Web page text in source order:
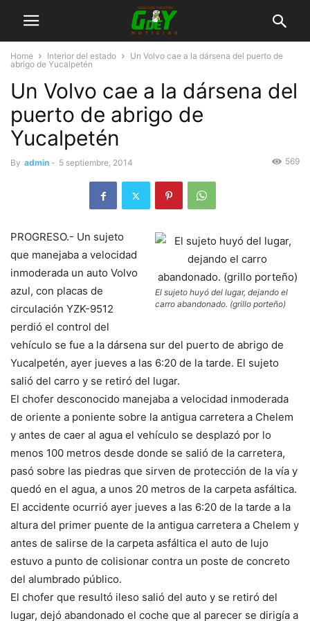
Home Interior del estado
Un Volvo cae a la dársena del puerto de
abrigo de Yucalpetén
Un Volvo cae a la dársena del
puerto de abrigo de
Yucalpetén
By admin - 5 septiembre, 2014 569
El sujeto huyó del lugar, dejando el
carro abandonado. (grillo porteño)
PROGRESO.- Un sujeto
que manejaba a velocidad
inmoderada un auto Volvo
azul, con placas de
circulación YZK-9512
perdió el control del
vehículo se fue a la dársena sur del puerto de abrigo de
Yucalpetén, ayer jueves a las 6:20 de la tarde. El sujeto
salió del carro y se retiró del lugar.
El chofer desconocido manejaba a velocidad inmoderada
de oriente a poniente sobre la antigua carretera a Chelem
y antes de caer al agua el vehículo se desplazó por lo
menos 100 metros desde donde se salió de la carretera,
pasó sobre las piedras que sirven de protección de la vía y
quedó en el agua, a unos 20 metros de la carpeta asfáltica.
El accidente ocurrió ayer jueves a las 6:20 de la tarde a la
altura del primer puente de la antigua carretera a Chelem y
antes de salirse de la carpeta asfáltica el auto de lujo
estuvo a punto de colisionar contra un poste de concreto
del alumbrado público.
El chofer que resultó ileso salió del auto y se retiró del
lugar, dejó abandonado el coche que al parecer se dirigía a